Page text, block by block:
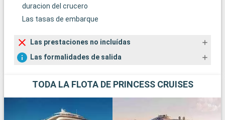
duracion del crucero
Las tasas de embarque
Las prestaciones no incluídas
Las formalidades de salida
TODA LA FLOTA DE PRINCESS CRUISES